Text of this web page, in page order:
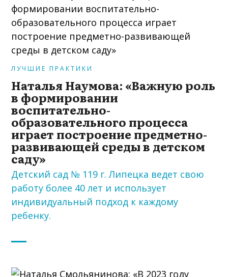
ЛУЧШИЕ ПРАКТИКИ
Наталья Наумова: «Важную роль
в формировании
воспитательно-
образовательного процесса
играет построение предметно-
развивающей среды в детском
саду»
Детский сад № 119 г. Липецка ведет свою
работу более 40 лет и использует
индивидуальный подход к каждому
ребенку.